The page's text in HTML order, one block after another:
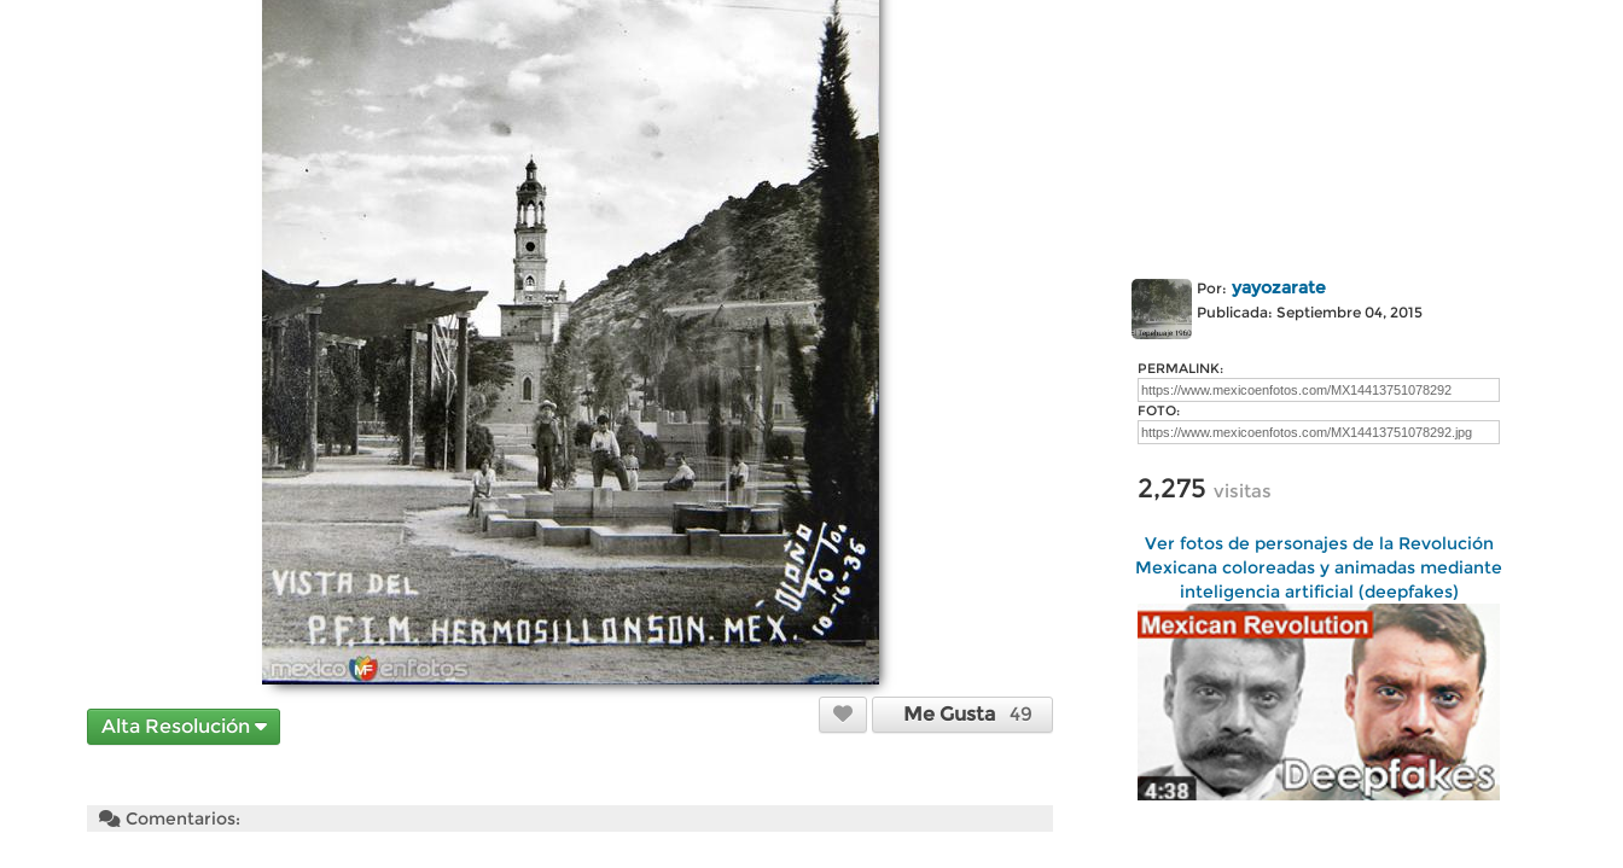
Alta Resolución
Me Gusta 49
Comentarios:
Por: yayozarate
Publicada: Septiembre 04, 2015
PERMALINK:
FOTO:
2,275 visitas
Ver fotos de personajes de la Revolución
Mexicana coloreadas y animadas mediante
inteligencia artificial (deepfakes)